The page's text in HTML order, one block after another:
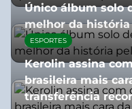
Único álbum solo
melhor da
06/08/2026
ESPORTES
Kerolin assina
brasileira mais
transferência